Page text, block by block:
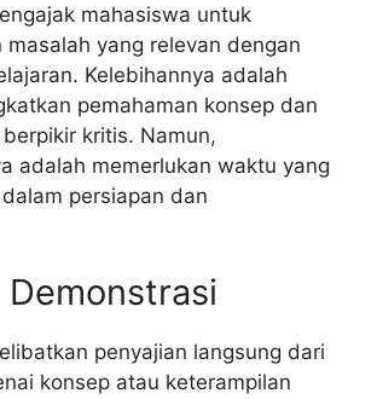
mahasiswa untuk
masalah yang relevan dengan
Kelebihannya adalah
pemahaman konsep dan
kritis. Namun,
adalah memerlukan waktu yang
persiapan dan
penyajian langsung dari
konsep atau keterampilan